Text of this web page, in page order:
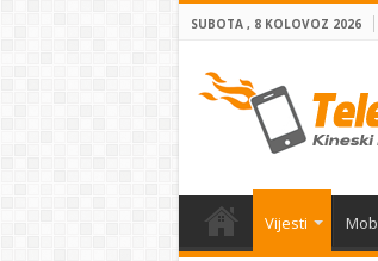
SUBOTA , 8 KOLOVOZ 2026
Vijesti